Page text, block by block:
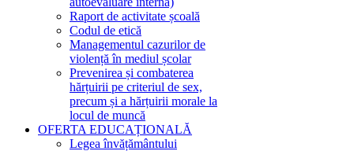
Raport de activitate școală
Codul de etică
Managementul cazurilor de
violență în mediul școlar
Prevenirea și combaterea
hărțuirii pe criteriul de sex,
precum și a hărțuirii morale la
locul de muncă
OFERTA EDUCAȚIONALĂ
Legea învățământului